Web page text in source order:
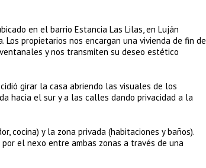
en el barrio Estancia Las Lilas, en Luján
propietarios nos encargan una vivienda de fin de
y nos transmiten su deseo estético
girar la casa abriendo las visuales de los
hacia el sur y a las calles dando privacidad a la
cocina) y la zona privada (habitaciones y baños).
el nexo entre ambas zonas a través de una